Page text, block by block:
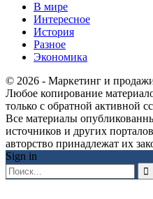
В мире
Интересное
История
Разное
Экономика
© 2026 - Маркетинг и
Любое копирование
только с обратной активной
Все материалы
источников и других
авторство принадлежат их
Sign in